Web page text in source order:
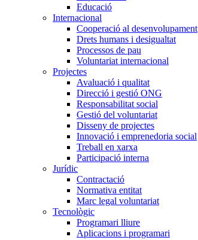
Educació
Internacional
Cooperació al desenvolupament
Drets humans i desigualtat
Processos de pau
Voluntariat internacional
Projectes
Avaluació i qualitat
Direcció i gestió ONG
Responsabilitat social
Gestió del voluntariat
Disseny de projectes
Innovació i emprenedoria social
Treball en xarxa
Participació interna
Jurídic
Contractació
Normativa entitat
Marc legal voluntariat
Tecnològic
Programari lliure
Aplicacions i programari